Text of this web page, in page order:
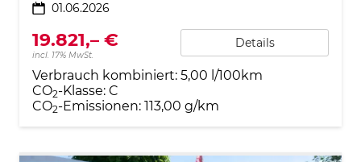
01.06.2026
19.821,– €
incl. 17% MwSt.
Details
Verbrauch kombiniert: 5,00 l/100km
CO2-Klasse: C
CO2-Emissionen: 113,00 g/km